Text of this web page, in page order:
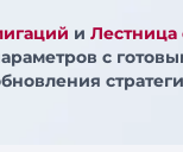
и Лестница
с